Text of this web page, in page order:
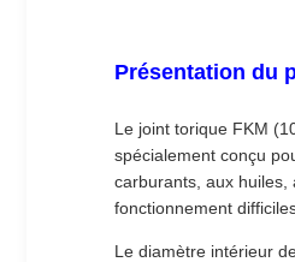
Présentation du
Le joint torique FKM
spécialement conçu
carburants, aux huiles,
fonctionnement
Le diamètre intérieur